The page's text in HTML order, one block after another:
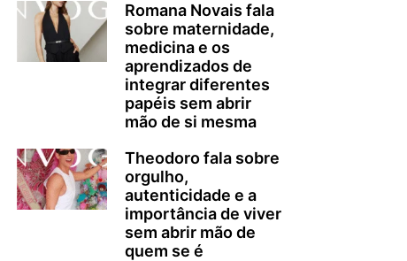
Romana Novais fala
sobre maternidade,
medicina e os
aprendizados de
integrar diferentes
papéis sem abrir
mão de si mesma
Theodoro fala sobre
orgulho,
autenticidade e a
importância de viver
sem abrir mão de
quem se é